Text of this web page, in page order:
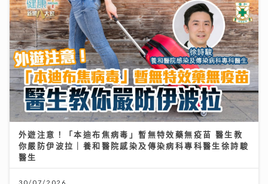
外遊注意！「本迪布焦病毒」暫無特效藥無疫苗 醫生教
你嚴防伊波拉｜養和醫院感染及傳染病科專科醫生徐詩駿
醫生